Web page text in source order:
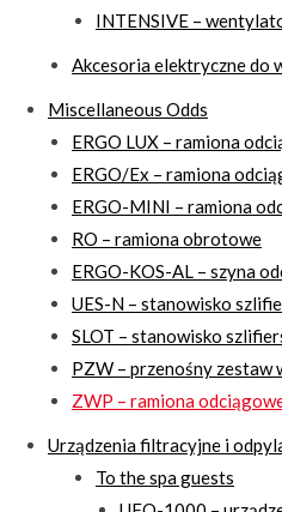
INTENSIVE –
Akcesoria elektryczne do
Miscellaneous Odds
ERGO LUX – ramiona
ERGO/Ex – ramiona
ERGO-MINI – ramiona
RO – ramiona obrotowe
ERGO-KOS-AL – szyna
UES-N – stanowisko
SLOT – stanowisko
PZW – przenośny zestaw
ZWP – ramiona
Urządzenia filtracyjne i
To the spa guests